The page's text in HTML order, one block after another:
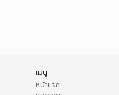
เมนู
หน้าแรก